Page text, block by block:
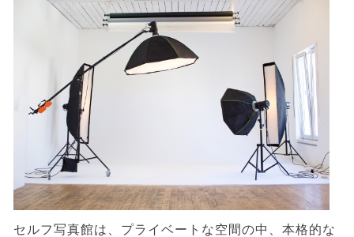
セルフ写真館は、プライベートな空間の中、本格的な